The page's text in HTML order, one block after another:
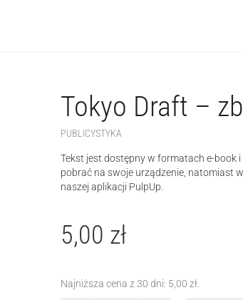
Tokyo Draft –
PUBLICYSTYKA
Tekst jest dostępny w formatach e-book
pobrać na swoje urządzenie, natomiast
naszej aplikacji PulpUp.
5,00 zł
Najniższa cena z 30 dni: 5,00 zł